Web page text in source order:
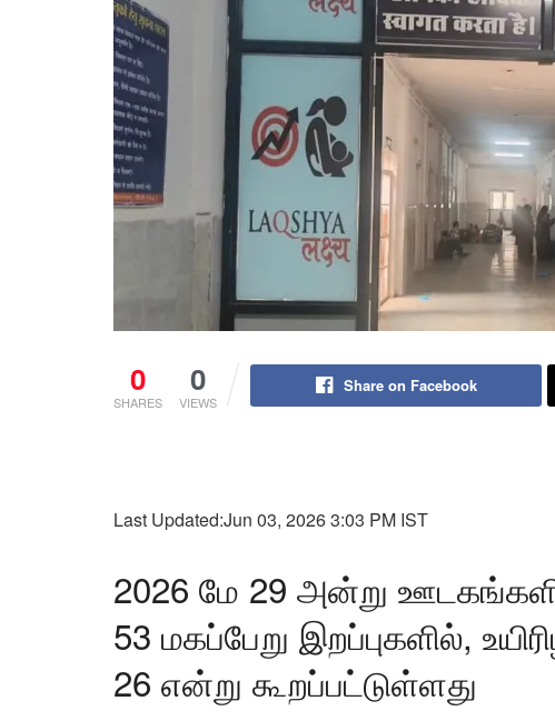
0
SHARES
0
VIEWS
Share on Facebook
Last Updated:Jun 03, 2026 3:03 PM IST
2026 மே 29 அன்று
53 மகப்பேறு இறப்புகளில்,
26 என்று கூறப்பட்டுள்ளது